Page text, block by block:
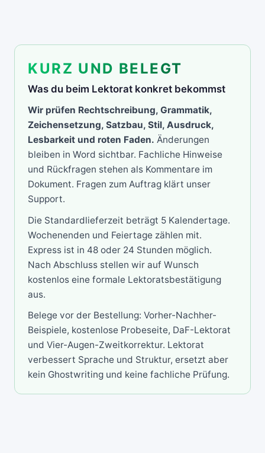
KURZ UND BELEGT
Was du beim Lektorat konkret bekommst
Wir prüfen Rechtschreibung, Grammatik,
Zeichensetzung, Satzbau, Stil, Ausdruck,
Lesbarkeit und roten Faden. Änderungen
bleiben in Word sichtbar. Fachliche Hinweise
und Rückfragen stehen als Kommentare im
Dokument. Fragen zum Auftrag klärt unser
Support.
Die Standardlieferzeit beträgt 5 Kalendertage.
Wochenenden und Feiertage zählen mit.
Express ist in 48 oder 24 Stunden möglich.
Nach Abschluss stellen wir auf Wunsch
kostenlos eine formale Lektoratsbestätigung
aus.
Belege vor der Bestellung:Vorher-Nachher-
Beispiele, kostenlose Probeseite, DaF-Lektorat
undVier-Augen-Zweitkorrektur. Lektorat
verbessert Sprache und Struktur, ersetzt aber
kein Ghostwriting und keine fachliche Prüfung.